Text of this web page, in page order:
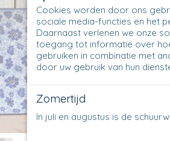
€ 24,50
✓Op voorraad
Aantal
IN
Cookies worden door ons
sociale media-functies en het
Daarnaast verlenen we onze
toegang tot informatie over
gebruiken in combinatie met
door uw gebruik van hun
Zomertijd
In juli en augustus is de